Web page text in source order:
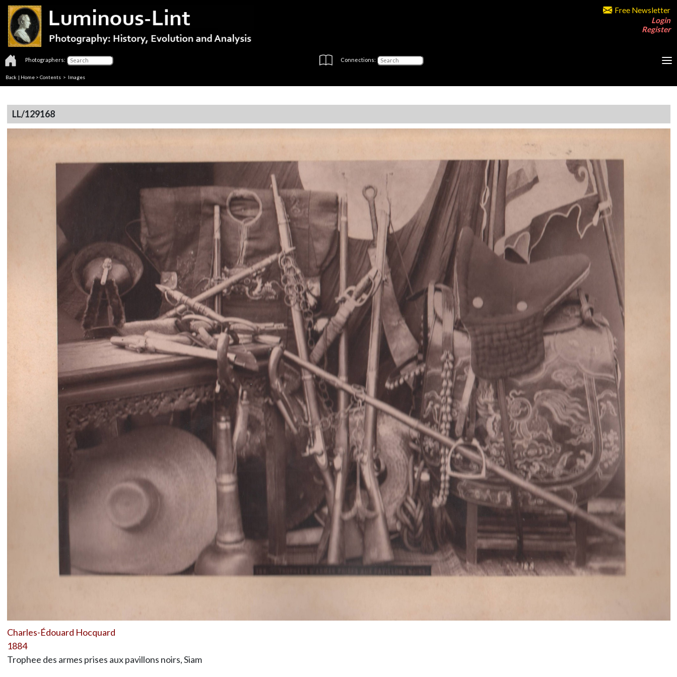
Free Newsletter
Login
Register
Photographers: Connections:
Back | Home > Contents > Images
LL/129168
Charles-Édouard Hocquard
1884
Trophee des armes prises aux pavillons noirs, Siam